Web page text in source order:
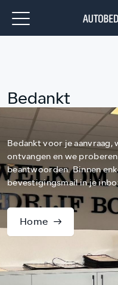
Bedankt
Bedankt voor je
ontvangen en we
beantwoorden. Binnen
bevestigingsmail in je
Home